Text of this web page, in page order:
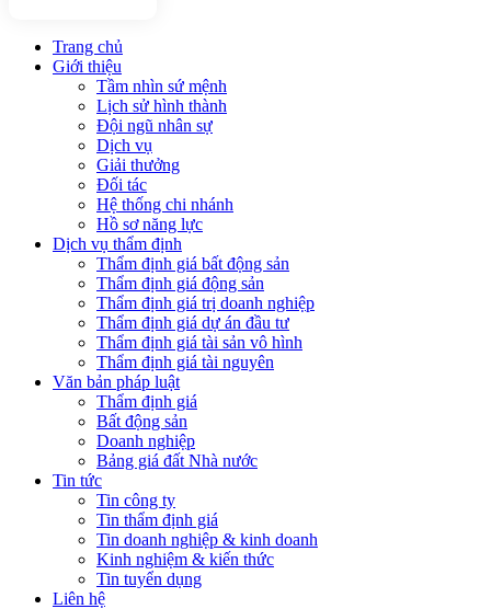
Trang chủ
Giới thiệu
Tầm nhìn sứ mệnh
Lịch sử hình thành
Đội ngũ nhân sự
Dịch vụ
Giải thưởng
Đối tác
Hệ thống chi nhánh
Hồ sơ năng lực
Dịch vụ thẩm định
Thẩm định giá bất động sản
Thẩm định giá động sản
Thẩm định giá trị doanh nghiệp
Thẩm định giá dự án đầu tư
Thẩm định giá tài sản vô hình
Thẩm định giá tài nguyên
Văn bản pháp luật
Thẩm định giá
Bất động sản
Doanh nghiệp
Bảng giá đất Nhà nước
Tin tức
Tin công ty
Tin thẩm định giá
Tin doanh nghiệp & kinh doanh
Kinh nghiệm & kiến thức
Tin tuyển dụng
Liên hệ